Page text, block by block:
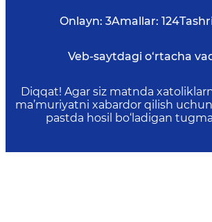
Onlayn: 3Amallar: 124
Veb-saytdagi o‘rtacha
Diqqat! Agar siz matnda
ma’muriyatni xabardor qilish
pastda hosil bo‘ladigan